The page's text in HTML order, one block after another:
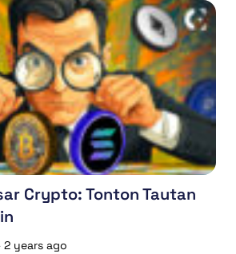
Crypto: Tonton Tautan
2 years ago